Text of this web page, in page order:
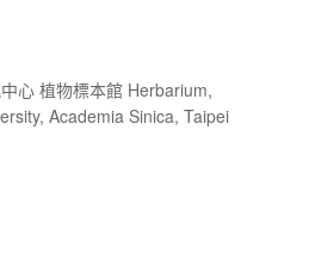
心 植物標本館 Herbarium,
Academia Sinica, Taipei